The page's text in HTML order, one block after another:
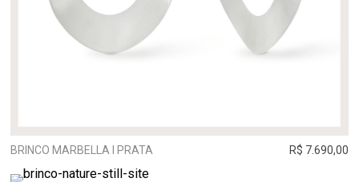
BRINCO MARBELLA I PRATA R$ 7.690,00